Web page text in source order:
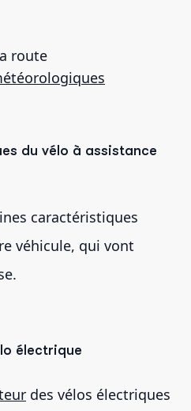
route
du vélo à assistance
caractéristiques
véhicule, qui vont
électrique
des vélos électriques